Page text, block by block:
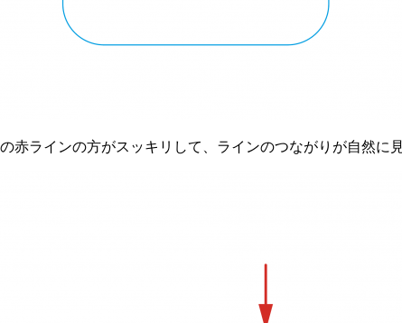
赤ラインの方がスッキリして、ラインのつながりが自然に見